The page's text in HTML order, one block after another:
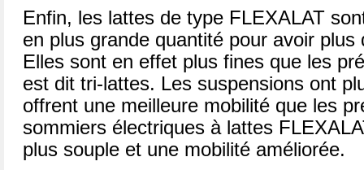
Enfin, les lattes de type FLEXALAT
en plus grande quantité pour avoir plus
Elles sont en effet plus fines que les
est dit tri-lattes. Les suspensions ont
offrent une meilleure mobilité que les
sommiers électriques à lattes
plus souple et une mobilité améliorée.